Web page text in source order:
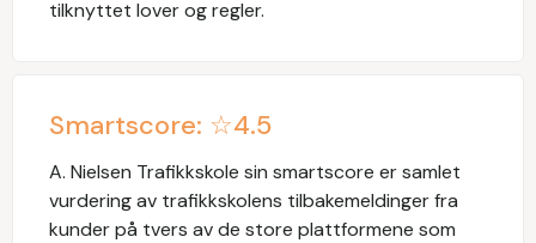
tilknyttet lover og regler.
Smartscore: ☆4.5
A. Nielsen Trafikkskole sin smartscore er samlet
vurdering av trafikkskolens tilbakemeldinger fra
kunder på tvers av de store plattformene som